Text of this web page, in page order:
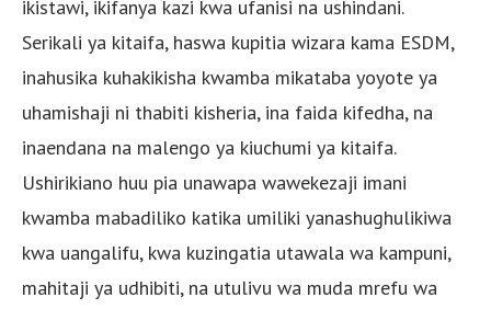
ikistawi, ikifanya kazi kwa ufanisi na ushindani.
Serikali ya kitaifa, haswa kupitia wizara kama ESDM,
inahusika kuhakikisha kwamba mikataba yoyote ya
uhamishaji ni thabiti kisheria, ina faida kifedha, na
inaendana na malengo ya kiuchumi ya kitaifa.
Ushirikiano huu pia unawapa wawekezaji imani
kwamba mabadiliko katika umiliki yanashughulikiwa
kwa uangalifu, kwa kuzingatia utawala wa kampuni,
mahitaji ya udhibiti, na utulivu wa muda mrefu wa